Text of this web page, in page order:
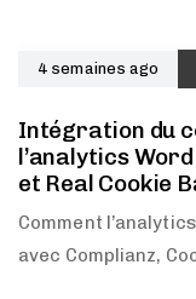
4 semaines ago
Intégration du
l’analytics
et Real Cookie
Comment
avec Complianz,